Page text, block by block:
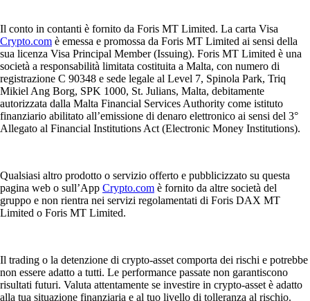
Il conto in contanti è fornito da Foris MT Limited. La carta Visa
Crypto.com è emessa e promossa da Foris MT Limited ai sensi della
sua licenza Visa Principal Member (Issuing). Foris MT Limited è una
società a responsabilità limitata costituita a Malta, con numero di
registrazione C 90348 e sede legale al Level 7, Spinola Park, Triq
Mikiel Ang Borg, SPK 1000, St. Julians, Malta, debitamente
autorizzata dalla Malta Financial Services Authority come istituto
finanziario abilitato all’emissione di denaro elettronico ai sensi del 3°
Allegato al Financial Institutions Act (Electronic Money Institutions).
Qualsiasi altro prodotto o servizio offerto e pubblicizzato su questa
pagina web o sull’App Crypto.com è fornito da altre società del
gruppo e non rientra nei servizi regolamentati di Foris DAX MT
Limited o Foris MT Limited.
Il trading o la detenzione di crypto-asset comporta dei rischi e potrebbe
non essere adatto a tutti. Le performance passate non garantiscono
risultati futuri. Valuta attentamente se investire in crypto-asset è adatto
alla tua situazione finanziaria e al tuo livello di tolleranza al rischio.